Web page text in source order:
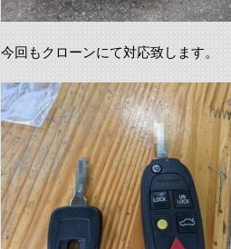
今回もクローンにて対応致します。